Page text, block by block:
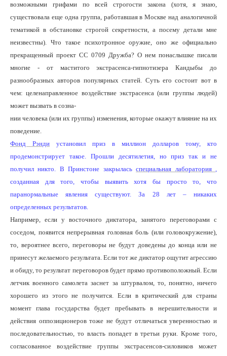
возможными грифами по всей строгости закона (хотя, я знаю,
существовала еще одна группа, работавшая в Москве над аналогичной
тематикой в обстановке строгой секретности, а посему детали мне
неизвестны). Что такое психотронное оружие, оно же официально
прекращенный проект СС 0709 Дружба? О нем понаслышке писали
многие - от маститого экстрасенса-гипнотизера Кандыбы до
разнообразных авторов популярных статей. Суть его состоит вот в
чем: целенаправленное воздействие экстрасенса (или группы людей)
может вызвать в созна-
нии человека (или их группы) изменения, которые окажут влияние на их
поведение.
Фонд Рэнди установил приз в миллион долларов тому, кто
продемонстрирует такое. Прошли десятилетия, но приз так и не
получил никто. В Принстоне закрыласьспециальная лаборатория,
созданная для того, чтобы выявить хотя бы просто то, что
паранормальные явления существуют. За 28 лет – никаких
определенных результатов.
Например, если у восточного диктатора, занятого переговорами с
соседом, появится непрерывная головная боль (или головокружение),
то, вероятнее всего, переговоры не будут доведены до конца или не
принесут желаемого результата. Если тот же диктатор ощутит агрессию
и обиду, то результат переговоров будет прямо противоположный. Если
летчик военного самолета заснет за штурвалом, то, понятно, ничего
хорошего из этого не получится. Если в критический для страны
момент глава государства будет пребывать в нерешительности и
действия оппозиционеров тоже не будут отличаться уверенностью и
последовательностью, то власть попадет в третьи руки. Кроме того,
согласованное воздействие группы экстрасенсов-силовиков может